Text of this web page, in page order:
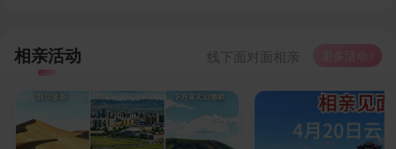
相亲活动 线下面对面相亲 更多活动